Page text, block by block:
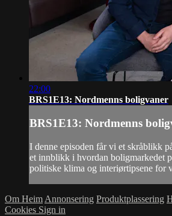
22:00
BRS1E13: Nordmenns boligvaner
BRS1E13: Nordmenns
I denne episoden får vi et skråblikk
et innblikk i hvordan boligmarkedet
politiske klima og interiørtipsene for
Om Heim Annonsering Produktplassering
Cookies Sign in